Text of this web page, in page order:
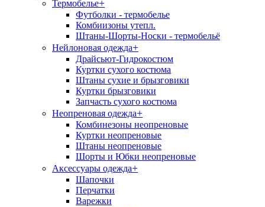
Термобелье+
Футболки - термобелье
Комбиизоны утепл.
Штаны-Шорты-Носки - термобельё
Нейлоновая одежда+
Драйсьют-Гидрокостюм
Куртки сухого костюма
Штаны сухие и брызговики
Куртки брызговики
Запчасть сухого костюма
Неопреновая одежда+
Комбинезоны неопреновые
Куртки неопреновые
Штаны неопреновые
Шорты и Юбки неопреновые
Аксессуары одежда+
Шапочки
Перчатки
Варежки